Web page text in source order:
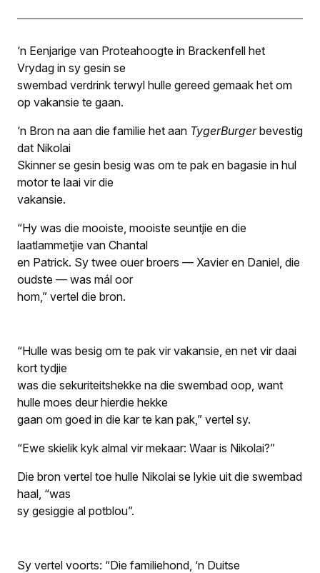
‘n Eenjarige van Proteahoogte in Brackenfell het
Vrydag in sy gesin se
swembad verdrink terwyl hulle gereed gemaak het om
op vakansie te gaan.
‘n Bron na aan die familie het aan TygerBurgerbevestig
dat Nikolai
Skinner se gesin besig was om te pak en bagasie in hul
motor te laai vir die
vakansie.
“Hy was die mooiste, mooiste seuntjie en die
laatlammetjie van Chantal
en Patrick. Sy twee ouer broers — Xavier en Daniel, die
oudste — was mál oor
hom,” vertel die bron.
“Hulle was besig om te pak vir vakansie, en net vir daai
kort tydjie
was die sekuriteitshekke na die swembad oop, want
hulle moes deur hierdie hekke
gaan om goed in die kar te kan pak,” vertel sy.
“Ewe skielik kyk almal vir mekaar: Waar is Nikolai?”
Die bron vertel toe hulle Nikolai se lykie uit die swembad
haal, “was
sy gesiggie al potblou”.
Sy vertel voorts: “Die familiehond, ‘n Duitse